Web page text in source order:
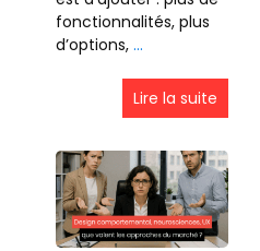
fonctionnalités, plus
d’options, …
Lire la suite